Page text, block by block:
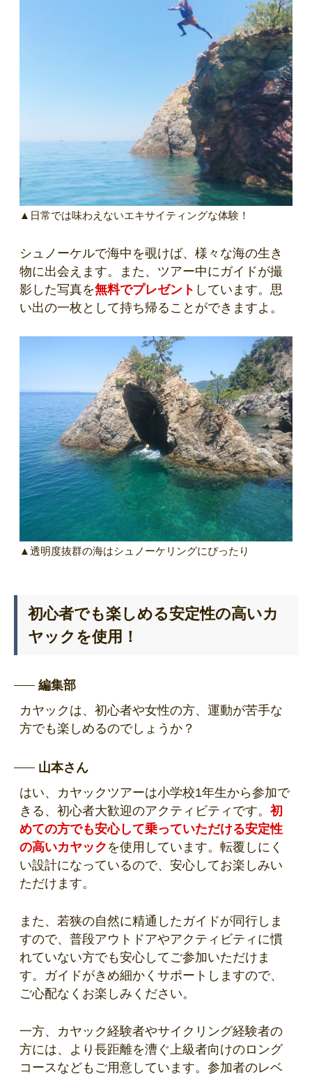
▲日常では味わえないエキサイティングな体験！
シュノーケルで海中を覗けば、様々な海の生き
物に出会えます。また、ツアー中にガイドが撮
影した写真を無料でプレゼント しています。思
い出の一枚として持ち帰ることができますよ。
▲透明度抜群の海はシュノーケリングにぴったり
初心者でも楽しめる安定性の高いカ
ヤックを使用！
編集部
カヤックは、初心者や女性の方、運動が苦手な
方でも楽しめるのでしょうか？
山本さん
はい、カヤックツアーは小学校1年生から参加で
きる、初心者大歓迎のアクティビティです。 初
めての方でも安心して乗っていただける安定性
の高いカヤック を使用しています。転覆しにく
い設計になっているので、安心してお楽しみい
ただけます。
また、若狭の自然に精通したガイドが同行しま
すので、普段アウトドアやアクティビティに慣
れていない方でも安心してご参加いただけま
す。ガイドがきめ細かくサポートしますので、
ご心配なくお楽しみください。
一方、カヤック経験者やサイクリング経験者の
方には、より長距離を漕ぐ上級者向けのロング
コースなどもご用意しています。参加者のレベ